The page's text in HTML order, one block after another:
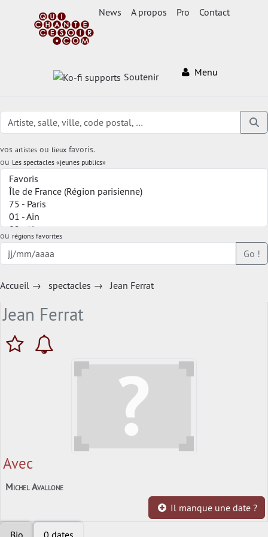
News A propos Pro Contact
Soutenir Menu
vos artistes ou lieux favoris.
ou Les spectacles «jeunes publics»
ou régions favorites
Go !
Accueil → spectacles → Jean Ferrat
Jean Ferrat
Avec
Michel Avallone
Il manque une date ?
Bio 0 dates